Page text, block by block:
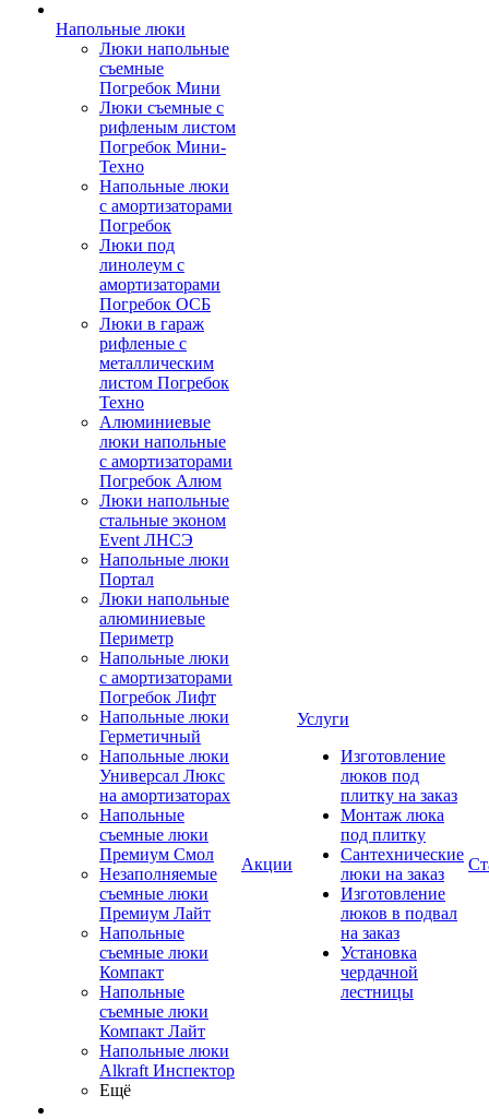
Напольные люки
Люки напольные
съемные
Погребок Мини
Люки съемные с
рифленым листом
Погребок Мини-
Техно
Напольные люки
с амортизаторами
Погребок
Люки под
линолеум с
амортизаторами
Погребок ОСБ
Люки в гараж
рифленые с
металлическим
листом Погребок
Техно
Алюминиевые
люки напольные
с амортизаторами
Погребок Алюм
Люки напольные
стальные эконом
Event ЛНСЭ
Напольные люки
Портал
Люки напольные
алюминиевые
Периметр
Напольные люки
с амортизаторами
Погребок Лифт
Напольные люки
Герметичный
Напольные люки
Универсал Люкс
на амортизаторах
Напольные
съемные люки
Премиум Смол
Незаполняемые
съемные люки
Премиум Лайт
Напольные
съемные люки
Компакт
Напольные
съемные люки
Компакт Лайт
Напольные люки
Alkraft Инспектор
Ещё
Акции
Услуги
Изготовление
люков под
плитку на заказ
Монтаж люка
под плитку
Сантехнические
люки на заказ
Изготовление
люков в подвал
на заказ
Установка
чердачной
лестницы